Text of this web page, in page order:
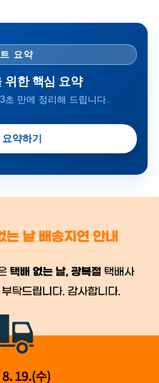
요약
위한 핵심 요약
초 만에 정리해 드립니다.
약하기
배송